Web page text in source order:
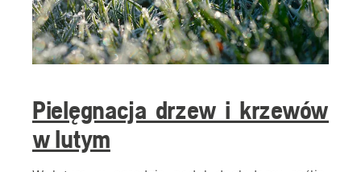
Pielęgnacja drzew i krzewów
w lutym